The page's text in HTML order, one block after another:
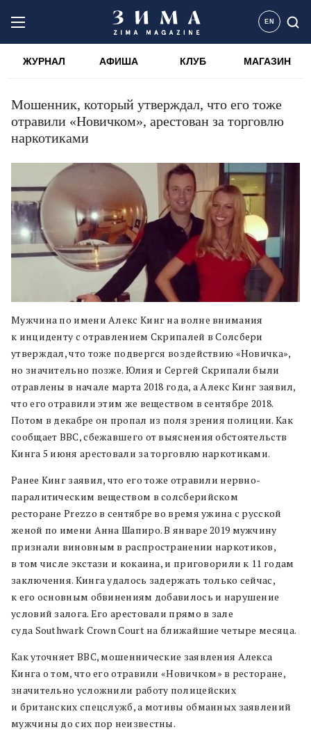
EN
ЖУРНАЛ АФИША КЛУБ МАГАЗИН
Мошенник, который утверждал, что его тоже
отравили «Новичком», арестован за торговлю
наркотиками
Мужчина по имени Алекс Кинг на волне внимания
к инциденту с отравлением Скрипалей в Солсбери
утверждал, что тоже подвергся воздействию «Новичка»,
но значительно позже. Юлия и Сергей Скрипали были
отравлены в начале марта 2018 года, а Алекс Кинг заявил,
что его отравили этим же веществом в сентябре 2018.
Потом в декабре он пропал из поля зрения полиции. Как
сообщает BBC, сбежавшего от выяснения обстоятельств
Кинга 5 июня арестовали за торговлю наркотиками.
Ранее Кинг заявил, что его тоже отравили нервно-
паралитическим веществом в солсберийском
ресторане Prezzo в сентябре во время ужина с русской
женой по имени Анна Шапиро. В январе 2019 мужчину
признали виновным в распространении наркотиков,
в том числе экстази и кокаина, и приговорили к 11 годам
заключения. Кинга удалось задержать только сейчас,
к его основным обвинениям добавилось и нарушение
условий залога. Его арестовали прямо в зале
суда Southwark Crown Court на ближайшие четыре месяца.
Как уточняет BBC, мошеннические заявления Алекса
Кинга о том, что его отравили «Новичком» в ресторане,
значительно усложнили работу полицейских
и британских спецслужб, а мотивы обманных заявлений
мужчины до сих пор неизвестны.